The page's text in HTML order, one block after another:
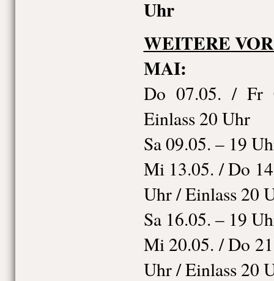
Uhr
WEITERE
MAI:
Do 07.05. / Fr
Einlass 20 Uhr
Sa 09.05. – 19
Mi 13.05. / Do
Uhr / Einlass 20
Sa 16.05. – 19
Mi 20.05. / Do
Uhr / Einlass 20